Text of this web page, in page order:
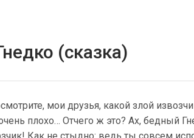
(сказка)
мои друзья, какой злой
плохо… Отчего ж это? Ах, бедный